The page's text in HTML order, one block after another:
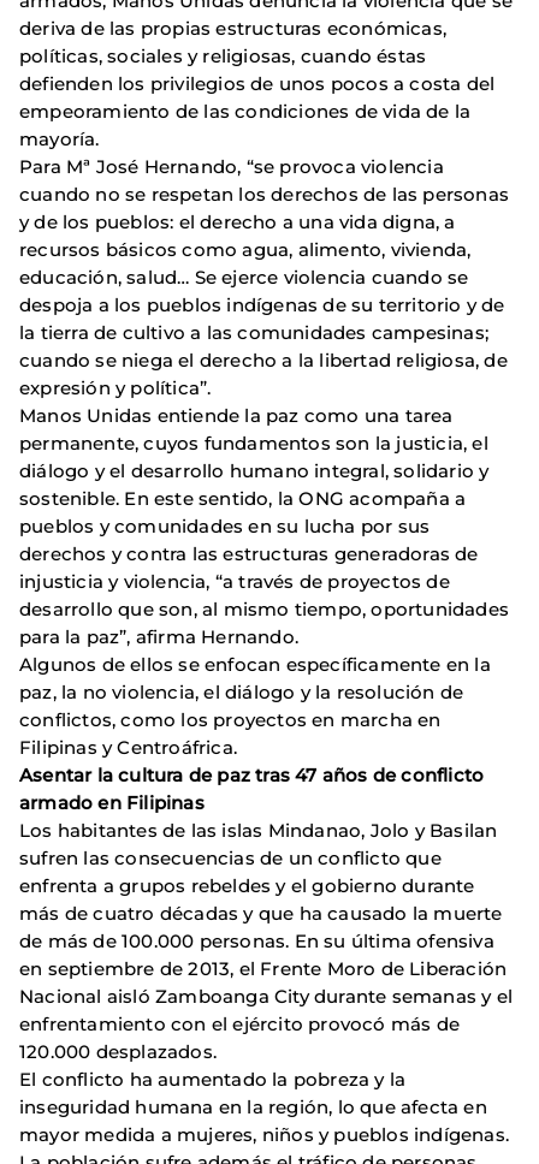
deriva de las propias estructuras económicas,
políticas, sociales y religiosas, cuando éstas
defienden los privilegios de unos pocos a costa del
empeoramiento de las condiciones de vida de la
mayoría.
Para Mª José Hernando, “se provoca violencia
cuando no se respetan los derechos de las personas
y de los pueblos: el derecho a una vida digna, a
recursos básicos como agua, alimento, vivienda,
educación, salud… Se ejerce violencia cuando se
despoja a los pueblos indígenas de su territorio y de
la tierra de cultivo a las comunidades campesinas;
cuando se niega el derecho a la libertad religiosa, de
expresión y política”.
Manos Unidas entiende la paz como una tarea
permanente, cuyos fundamentos son la justicia, el
diálogo y el desarrollo humano integral, solidario y
sostenible. En este sentido, la ONG acompaña a
pueblos y comunidades en su lucha por sus
derechos y contra las estructuras generadoras de
injusticia y violencia, “a través de proyectos de
desarrollo que son, al mismo tiempo, oportunidades
para la paz”, afirma Hernando.
Algunos de ellos se enfocan específicamente en la
paz, la no violencia, el diálogo y la resolución de
conflictos, como los proyectos en marcha en
Filipinas y Centroáfrica.
Asentar la cultura de paz tras 47 años de conflicto
armado en Filipinas
Los habitantes de las islas Mindanao, Jolo y Basilan
sufren las consecuencias de un conflicto que
enfrenta a grupos rebeldes y el gobierno durante
más de cuatro décadas y que ha causado la muerte
de más de 100.000 personas. En su última ofensiva
en septiembre de 2013, el Frente Moro de Liberación
Nacional aisló Zamboanga City durante semanas y el
enfrentamiento con el ejército provocó más de
120.000 desplazados.
El conflicto ha aumentado la pobreza y la
inseguridad humana en la región, lo que afecta en
mayor medida a mujeres, niños y pueblos indígenas.